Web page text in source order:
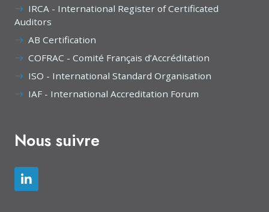
IRCA - International Register of Certificated
Auditors
AB Certification
COFRAC - Comité Français d’Accréditation
ISO - International Standard Organisation
IAF - International Accreditation Forum
Nous suivre